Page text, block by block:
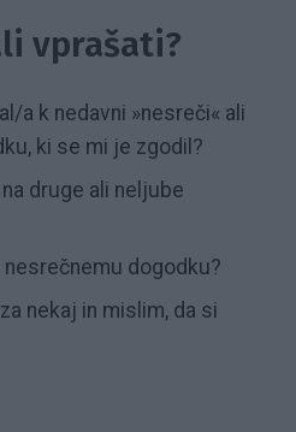
vprašati?
a k nedavni »nesreči« ali
ki se mi je zgodil?
druge ali neljube
dogodku?
nekaj in mislim, da si